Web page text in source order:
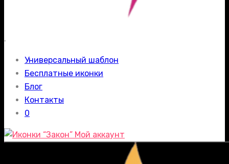
.
Универсальный шаблон
Бесплатные иконки
Блог
Контакты
0
Мой аккаунт